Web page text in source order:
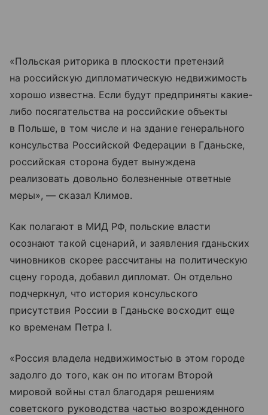
«Польская риторика в плоскости претензий
на российскую дипломатическую недвижимость
хорошо известна. Если будут предприняты какие-
либо посягательства на российские объекты
в Польше, в том числе и на здание генерального
консульства Российской Федерации в Гданьске,
российская сторона будет вынуждена
реализовать довольно болезненные ответные
меры», — сказал Климов.
Как полагают в МИД РФ, польские власти
осознают такой сценарий, и заявления гданьских
чиновников скорее рассчитаны на политическую
сцену города, добавил дипломат. Он отдельно
подчеркнул, что история консульского
присутствия России в Гданьске восходит еще
ко временам Петра I.
«Россия владела недвижимостью в этом городе
задолго до того, как он по итогам Второй
мировой войны стал благодаря решениям
советского руководства частью возрожденного